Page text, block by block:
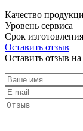
Качество
Уровень сервиса
Срок изготовления
Оставить отзыв
Оставить отзыв